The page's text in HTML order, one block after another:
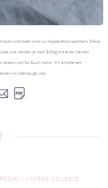
und/oder Links zu Kooperationspartnern. Diese
und werden je nach Erfolg mit einer kleinen
ändert sich für Euch nichts. Wir empfehlen
wir überzeugt sind.
- UNSERE GELIEBTE